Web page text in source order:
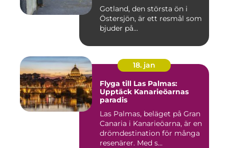
Gotland, den största ön i
Östersjön, är ett resmål som
bjuder på...
18. jan
Flyga till Las Palmas:
Upptäck Kanarieöarnas
paradis
Las Palmas, beläget på Gran
Canaria i Kanarieöarna, är en
drömdestination för många
resenärer. Med s...